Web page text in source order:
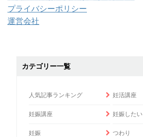
プライバシーポリシー
運営会社
カテゴリー一覧
人気記事ランキング 妊活講座
妊娠講座 妊娠したい
妊娠 つわり